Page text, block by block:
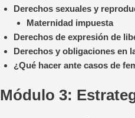
Derechos sexuales y
Maternidad impuesta
Derechos de expresión de
Derechos y obligaciones en
¿Qué hacer ante casos de
Módulo 3: